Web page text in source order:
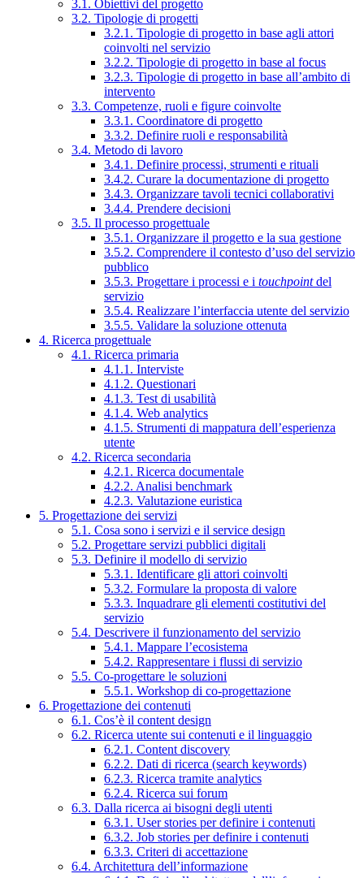
3.1. Obiettivi del progetto
3.2. Tipologie di progetti
3.2.1. Tipologie di progetto in base agli attori
coinvolti nel servizio
3.2.2. Tipologie di progetto in base al focus
3.2.3. Tipologie di progetto in base all’ambito di
intervento
3.3. Competenze, ruoli e figure coinvolte
3.3.1. Coordinatore di progetto
3.3.2. Definire ruoli e responsabilità
3.4. Metodo di lavoro
3.4.1. Definire processi, strumenti e rituali
3.4.2. Curare la documentazione di progetto
3.4.3. Organizzare tavoli tecnici collaborativi
3.4.4. Prendere decisioni
3.5. Il processo progettuale
3.5.1. Organizzare il progetto e la sua gestione
3.5.2. Comprendere il contesto d’uso del servizio
pubblico
3.5.3. Progettare i processi e i touchpointdel
servizio
3.5.4. Realizzare l’interfaccia utente del servizio
3.5.5. Validare la soluzione ottenuta
4. Ricerca progettuale
4.1. Ricerca primaria
4.1.1. Interviste
4.1.2. Questionari
4.1.3. Test di usabilità
4.1.4. Web analytics
4.1.5. Strumenti di mappatura dell’esperienza
utente
4.2. Ricerca secondaria
4.2.1. Ricerca documentale
4.2.2. Analisi benchmark
4.2.3. Valutazione euristica
5. Progettazione dei servizi
5.1. Cosa sono i servizi e il service design
5.2. Progettare servizi pubblici digitali
5.3. Definire il modello di servizio
5.3.1. Identificare gli attori coinvolti
5.3.2. Formulare la proposta di valore
5.3.3. Inquadrare gli elementi costitutivi del
servizio
5.4. Descrivere il funzionamento del servizio
5.4.1. Mappare l’ecosistema
5.4.2. Rappresentare i flussi di servizio
5.5. Co-progettare le soluzioni
5.5.1. Workshop di co-progettazione
6. Progettazione dei contenuti
6.1. Cos’è il content design
6.2. Ricerca utente sui contenuti e il linguaggio
6.2.1. Content discovery
6.2.2. Dati di ricerca (search keywords)
6.2.3. Ricerca tramite analytics
6.2.4. Ricerca sui forum
6.3. Dalla ricerca ai bisogni degli utenti
6.3.1. User stories per definire i contenuti
6.3.2. Job stories per definire i contenuti
6.3.3. Criteri di accettazione
6.4. Architettura dell’informazione